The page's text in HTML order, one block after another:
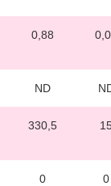
0,88
ND
330,5
0 0